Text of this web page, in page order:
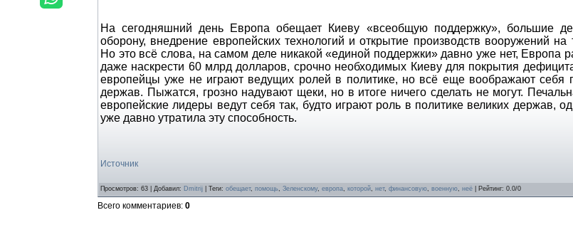
На сегодняшний день Европа обещает Киеву «всеобщую поддержку», большие
оборону, внедрение европейских технологий и открытие производств вооружений на
Но это всё слова, на самом деле никакой «единой поддержки» давно уже нет, Европа
даже наскрести 60 млрд долларов, срочно необходимых Киеву для покрытия
европейцы уже не играют ведущих ролей в политике, но всё еще воображают себя
держав. Пыжатся, грозно надувают щеки, но в итоге ничего сделать не могут.
европейские лидеры ведут себя так, будто играют роль в политике великих держав,
уже давно утратила эту способность.
Источник
Просмотров: 63 Добавил: Dmitrij Теги: обещает, помощь, Зеленскому, европа, которой, нет, финансовую, военную, неё Рейтинг: 0.0/0
Всего комментариев: 0